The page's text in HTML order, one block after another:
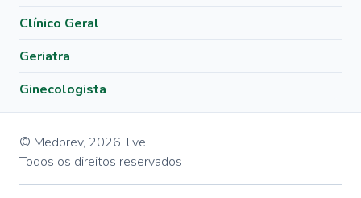
Clínico Geral
Geriatra
Ginecologista
© Medprev, 2026, live
Todos os direitos reservados